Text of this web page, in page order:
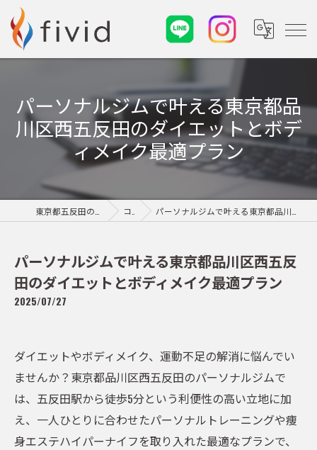
パーソナルジムで叶える東京都品
川区西五反田のダイエットとボデ
ィメイク最適プラン
コラム パーソナルジムで叶える東京都品川区西五反田のダイエットとボディメイク最適プラン
パーソナルジムで叶える東京都品川区西五反
田のダイエットとボディメイク最適プラン
2025/07/27
ダイエットやボディメイク、運動不足の解消に悩んでい
ませんか？東京都品川区西五反田のパーソナルジムで
は、五反田駅から徒歩5分という利便性の高い立地に加
え、一人ひとりに合わせたパーソナルトレーニングや痩
身エステハイパーナイフを取り入れた最適なプランで、